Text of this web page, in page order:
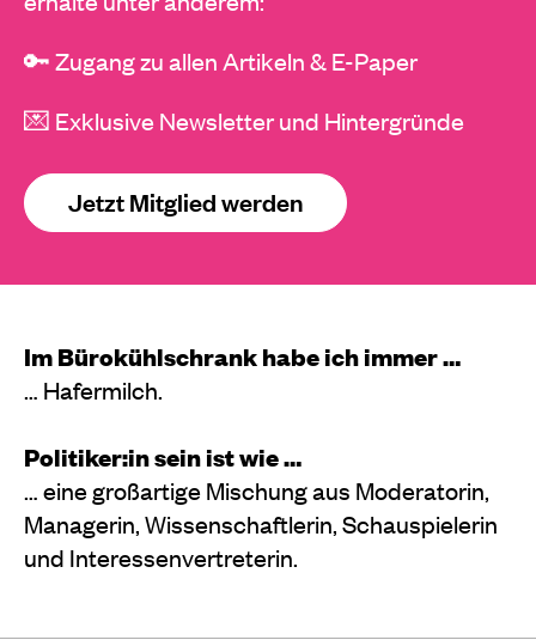
🔑 Zugang zu allen Artikeln & E-Paper
💌 Exklusive Newsletter und Hintergründe
Jetzt Mitglied werden
Im Bürokühlschrank habe ich immer …
… Hafermilch.
Politiker:in sein ist wie …
… eine großartige Mischung aus Moderatorin,
Managerin, Wissenschaftlerin, Schauspielerin
und Interessenvertreterin.